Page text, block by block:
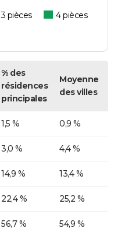
3 pièces
4 pièces
% des
résidences
principales
Moyenne
des villes
1,5 % 0,9 %
3,0 % 4,4 %
14,9 % 13,4 %
22,4 % 25,2 %
56,7 % 54,9 %